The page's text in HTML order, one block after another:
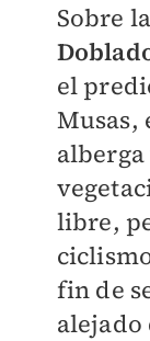
Sobre
el
Musas,
libre,
fin de